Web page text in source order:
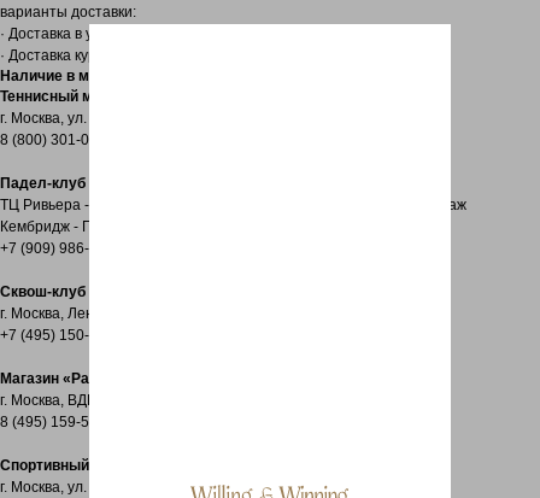
варианты доставки:
· Доставка в удобный пункт выдачи заказов CDEK;
· Доставка курьером по вашему адресу.
Наличие в магазинах
Теннисный магазин «Корт»
г. Москва, ул. 7-я Кожуховская, д. 9
8 (800) 301-05-56
Падел-клуб «Nevel»
ТЦ Ривьера - Москва, Автозаводская улица, 18, ТРЦ Ривьера 3 этаж
Кембридж - ГО Истра, Красный Поселок, Английский бульвар
+7 (909) 986-44-44
Сквош-клуб «CitySquash»
г. Москва, Ленинградский проспект, д. 80, корп. 17
+7 (495) 150-60-98
Магазин «Padel Stars»
г. Москва, ВДНХ, Проспект мира 119, с 27, First Summer Club
8 (495) 159-55-05
Спортивный клуб «Мультиспорт»
г. Москва, ул. Лужники, 24, стр. 10